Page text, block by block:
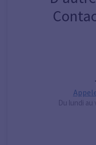
Du lundi au